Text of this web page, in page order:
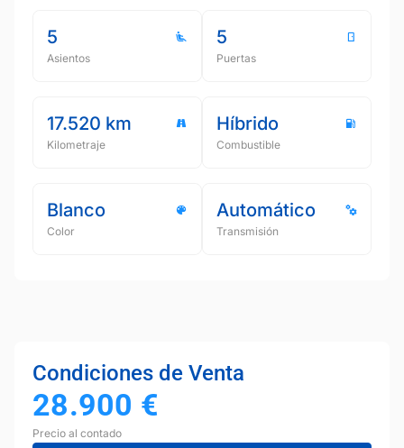
5
Asientos
5
Puertas
17.520 km
Kilometraje
Híbrido
Combustible
Blanco
Color
Automático
Transmisión
Condiciones de Venta
28.900 €
Precio al contado